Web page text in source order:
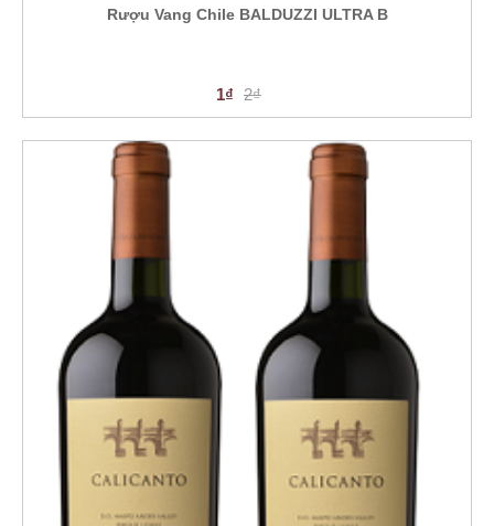
Rượu Vang Chile BALDUZZI ULTRA B
1₫ 2₫